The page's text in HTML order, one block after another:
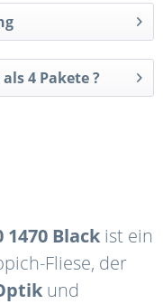
4 Pakete ?
1470 Black ist ein
Fliese, der
und